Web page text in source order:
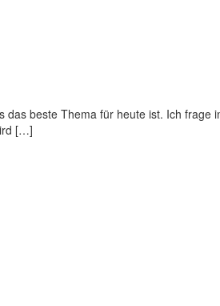
beste Thema für heute ist. Ich
[…]